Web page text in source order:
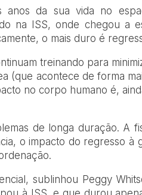
anos da sua vida no
na ISS, onde chegou a
o mais duro é
treinando para
(que acontece de forma
no corpo humano é,
de longa duração. A
o impacto do regresso à
sublinhou Peggy